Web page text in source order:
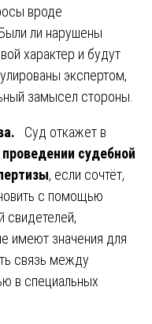
вроде
ли нарушены
характер и будут
экспертом,
замысел стороны.
Суд откажет в
судебной
, если сочтёт,
с помощью
свидетелей,
имеют значения для
связь между
в специальных